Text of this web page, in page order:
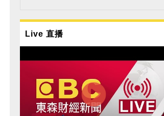
Live 直播